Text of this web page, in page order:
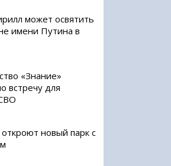
может освятить
имени Путина в
«Знание»
встречу для
новый парк с